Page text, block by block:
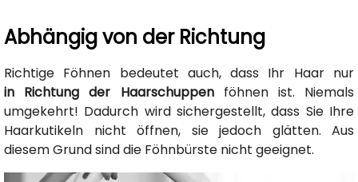
Abhängig von der Richtung
Richtige Föhnen bedeutet auch, dass Ihr Haar nur
in Richtung der Haarschuppenföhnen ist. Niemals
umgekehrt! Dadurch wird sichergestellt, dass Sie Ihre
Haarkutikeln nicht öffnen, sie jedoch glätten. Aus
diesem Grund sind die Föhnbürste nicht geeignet.